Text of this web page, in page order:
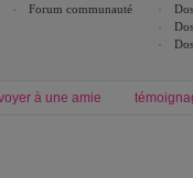
Forum communauté
à une amie